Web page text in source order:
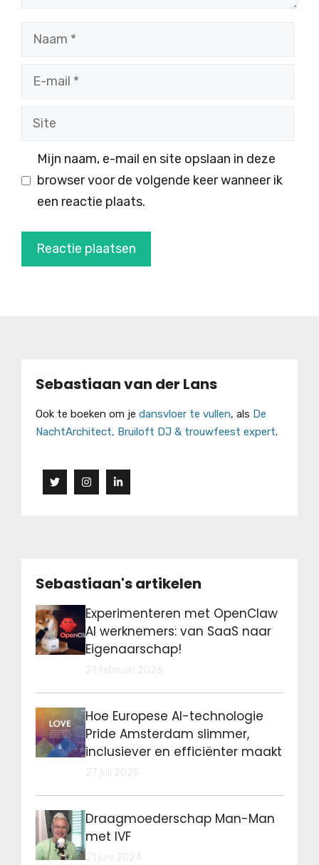
Naam
Site
Mijn naam, e-mail en site opslaan in deze
browser voor de volgende keer wanneer ik
een reactie plaats.
Sebastiaan van der Lans
Ook te boeken om je dansvloer te vullen, als De
NachtArchitect, Bruiloft DJ & trouwfeest expert.
Sebastiaan's artikelen
Experimenteren met OpenClaw
AI werknemers: van SaaS naar
Eigenaarschap!
Hoe Europese AI-technologie
Pride Amsterdam slimmer,
inclusiever en efficiënter maakt
Draagmoederschap Man-Man
met IVF